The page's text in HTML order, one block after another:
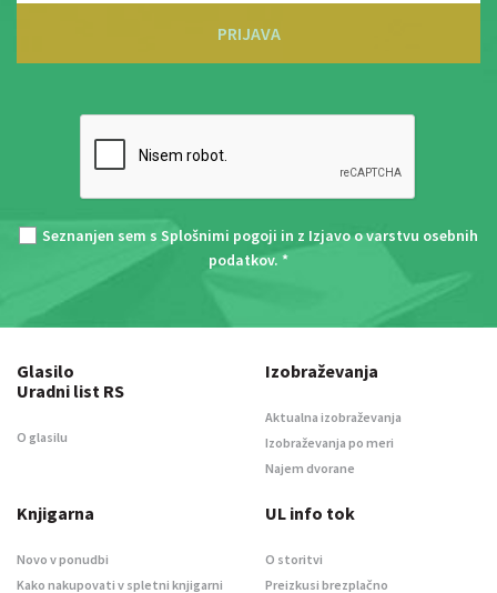
PRIJAVA
Seznanjen sem s Splošnimi pogoji in z Izjavo o varstvu osebnih
podatkov. *
Glasilo
Uradni list RS
O glasilu
Izobraževanja
Aktualna izobraževanja
Izobraževanja po meri
Najem dvorane
Knjigarna
Novo v ponudbi
Kako nakupovati v spletni knjigarni
UL info tok
O storitvi
Preizkusi brezplačno